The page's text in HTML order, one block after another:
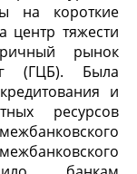
на короткие
центр тяжести
рынок
(ГЦБ). Была
и
ресурсов